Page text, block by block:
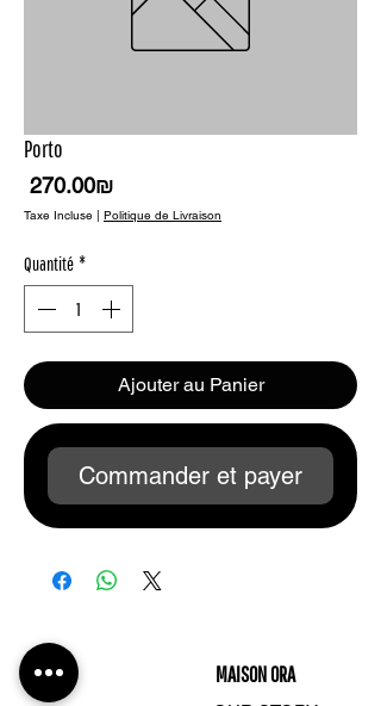
Porto
‏270.00 ‏₪
Taxe Incluse Politique de Livraison
Quantité *
Ajouter au Panier
Commander et payer
SHOP MAISON ORA